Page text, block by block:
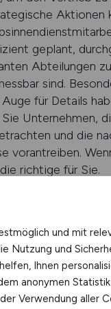
geplant,
Abteilungen
sind.
für Details
Unternehmen,
und die
vorantreiben.
richtige für Sie.
im
und mit
Nutzung und
Ihnen
anonymen
Verwendung aller